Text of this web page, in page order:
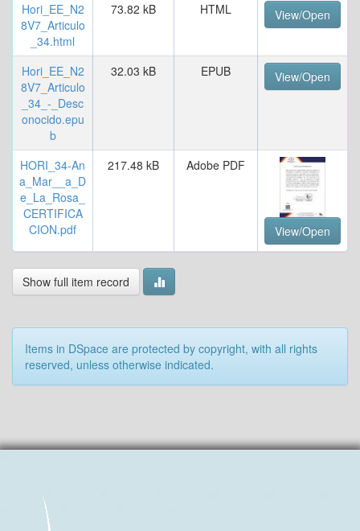
Hori_EE_N2
8V7_Articulo
_34.html
73.82 kB HTML View/Open
Hori_EE_N2
8V7_Articulo
_34_-_Desc
onocido.epu
b
32.03 kB EPUB View/Open
HORI_34-An
a_Mar__a_D
e_La_Rosa_
CERTIFICA
CION.pdf
217.48 kB Adobe PDF
View/Open
Show full item record
Items in DSpace are protected by copyright, with all rights
reserved, unless otherwise indicated.